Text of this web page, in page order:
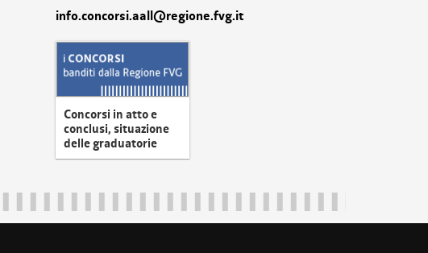
info.concorsi.aall@regione.fvg.it
Concorsi in atto e
conclusi, situazione
delle graduatorie